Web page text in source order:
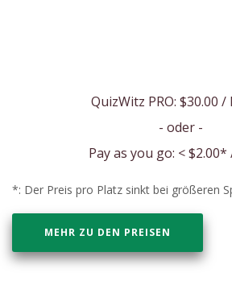
QuizWitz PRO: $30.00 /
- oder -
Pay as you go: <$2.00*
*: Der Preis pro Platz sinkt bei größeren
MEHR ZU DEN PREISEN